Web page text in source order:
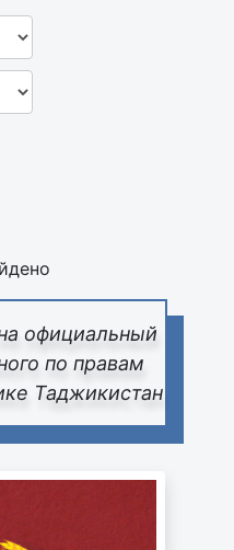
официальный
по правам
Таджикистан